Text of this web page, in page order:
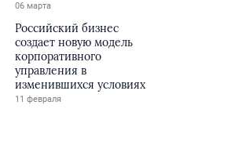
06 марта
Российский бизнес
создает новую модель
корпоративного
управления в
изменившихся условиях
11 февраля